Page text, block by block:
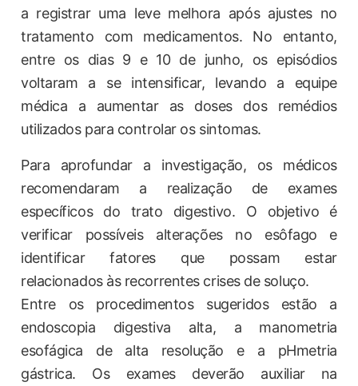
a registrar uma leve melhora após ajustes no
tratamento com medicamentos. No entanto,
entre os dias 9 e 10 de junho, os episódios
voltaram a se intensificar, levando a equipe
médica a aumentar as doses dos remédios
utilizados para controlar os sintomas.
Para aprofundar a investigação, os médicos
recomendaram a realização de exames
específicos do trato digestivo. O objetivo é
verificar possíveis alterações no esôfago e
identificar fatores que possam estar
relacionados às recorrentes crises de soluço.
Entre os procedimentos sugeridos estão a
endoscopia digestiva alta, a manometria
esofágica de alta resolução e a pHmetria
gástrica. Os exames deverão auxiliar na